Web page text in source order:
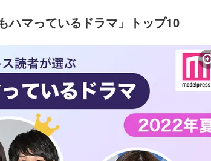
ハマっているドラマ」トップ10